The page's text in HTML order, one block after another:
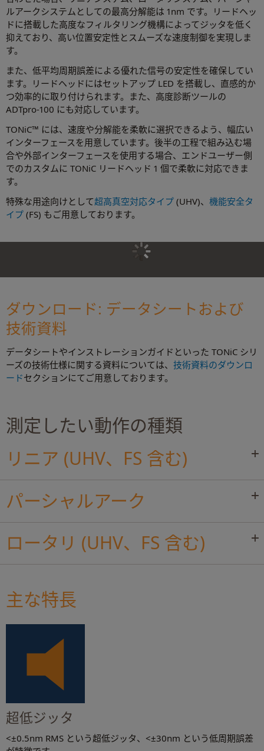
ルアークシステムとしての最高分解能は 1nm です。リードヘッ
ドに搭載した高度なフィルタリング機構によってジッタを低く
抑えており、高い位置安定性とスムーズな速度制御を実現しま
す。
また、低平均周期誤差による優れた信号の安定性を確保してい
ます。リードヘッドにはセットアップ LED を搭載し、直感的か
つ効率的に取り付けられます。また、高度診断ツールの
ADTpro-100 にも対応しています。
TONiC™ には、速度や分解能を柔軟に選択できるよう、幅広い
インターフェースを用意しています。後半の工程で組み込む場
合や外部インターフェースを使用する場合、エンドユーザー側
でのカスタムに TONiC リードヘッド 1 個で柔軟に対応できま
す。
特殊な用途向けとして超高真空対応タイプ (UHV)、 機能安全タ
イプ (FS) もご用意しております。
ダウンロード: データシートおよび
技術資料
データシートやインストレーションガイドといった TONiC シリ
ーズの技術仕様に関する資料については、 技術資料のダウンロ
ードセクションにてご用意しております。
測定したい動作の種類
リニア (UHV、FS 含む)
パーシャルアーク
ロータリ (UHV、FS 含む)
主な特長
超低ジッタ
<±0.5nm RMS という超低ジッタ、<±30nm という低周期誤差